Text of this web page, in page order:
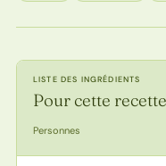
LISTE DES INGRÉDIENTS
Pour cette recette
Personnes